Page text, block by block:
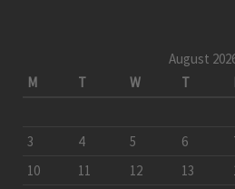
August
M
T W T
3
4 5 6
10
11 12 13